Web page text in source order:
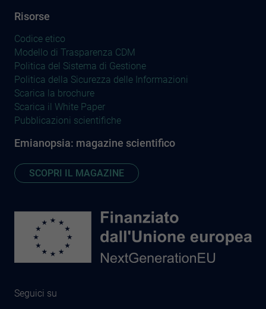
Risorse
Codice etico
Modello di Trasparenza CDM
Politica del Sistema di Gestione
Politica della Sicurezza delle Informazioni
Scarica la brochure
Scarica il White Paper
Pubblicazioni scientifiche
Emianopsia: magazine scientifico
SCOPRI IL MAGAZINE
Seguici su